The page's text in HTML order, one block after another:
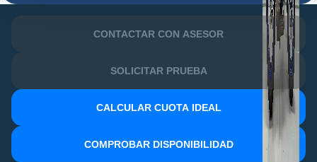
CONTACTAR CON ASESOR
SOLICITAR PRUEBA
CALCULAR CUOTA IDEAL
COMPROBAR DISPONIBILIDAD